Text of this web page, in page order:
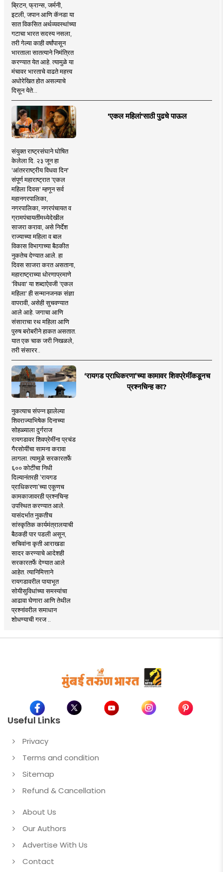
ब्रिटन, फ्रान्स, जर्मनी,
इटली, जपान आणि कॅनडा या
सात विकसित अर्थव्यवस्थांच्या
गटाचा भारत सदस्य नसला,
तरी गेल्या काही वर्षांपासून
भारताला सातत्याने निमंत्रित
करण्यात येत आहे. त्यामुळे या
मंचावर भारताचे वाढते महत्त्व
अधोरेखित होत असल्याचे
दिसून येते...
'एकल महिलां'साठी पुढचे पाऊल
संयुक्त राष्ट्रसंघाने घोषित
केलेला दि. २३ जून हा
'आंतरराष्ट्रीय विधवा दिन'
संपूर्ण महाराष्ट्रात 'एकल
महिला दिवस' म्हणून सर्व
महानगरपालिका,
नगरपालिका, नगरपंचायत व
ग्रामपंचायतींमध्येदेखील
साजरा करावा, असे निर्देश
राज्याच्या महिला व बाल
विकास विभागाच्या बैठकीत
नुकतेच देण्यात आले. हा
दिवस साजरा करत असताना,
महाराष्ट्राच्या धोरणाप्रमाणे
'विधवा' या शब्दाऐवजी 'एकल
महिला' ही सन्मानजनक संज्ञा
वापरावी, असेही सुचवण्यात
आले आहे. जगाचा आणि
संसाराचा रथ महिला आणि
पुरुष बरोबरीने हाकत असतात.
यात एक चाक जरी निखळले,
तरी संसारर..
‘रायगड प्राधिकरणा’च्या कामावर शिवप्रेमींकडूनच
प्रश्नचिन्ह का?
नुकत्याच संपन्न झालेल्या
शिवराज्याभिषेक दिनाच्या
सोहळ्याला दुर्गराज
रायगडावर शिवप्रेमींना प्रचंड
गैरसोयींचा सामना करावा
लागला. त्यामुळे सरकारतर्फे
६०० कोटींचा निधी
दिल्यानंतरही ‘रायगड
प्राधिकरणा’च्या एकूणच
कामकाजावरही प्रश्नचिन्ह
उपस्थित करण्यात आले.
यासंदर्भात नुकतीच
सांस्कृतिक कार्यमंत्रालयाची
बैठकही पार पडली असून,
सचिवांना कृती आराखडा
सादर करण्याचे आदेशही
सरकारतर्फे देण्यात आले
आहेत. त्यानिमित्ताने
रायगडावरील पायाभूत
सोयीसुविधांच्या समस्यांचा
आढावा घेणारा आणि तेथील
प्रश्नांवरील समाधान
शोधण्याची गरज ..
Useful Links
Privacy
Terms and condition
Sitemap
Refund & Cancellation
About Us
Our Authors
Advertise With Us
Contact